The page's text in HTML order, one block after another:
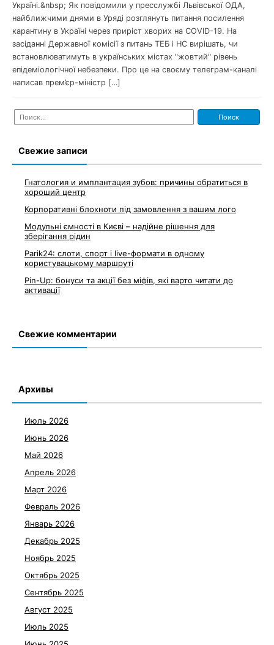
Україні.&nbsp; Як повідомили у пресслужбі Львівської ОДА,
найближчими днями в Уряді розглянуть питання посилення
карантину в Україні через приріст хворих на COVID-19. На
засіданні Державної комісії з питань ТЕБ і НС вирішать, чи
встановлюватимуть в українських містах "жовтий" рівень
епідеміологічної небезпеки. Про це на своєму телеграм-каналі
написав прем’єр-міністр […]
Найти:
Свежие записи
Гнатология и имплантация зубов: причины обратиться в
хороший центр
Корпоративні блокноти під замовлення з вашим лого
Модульні ємності в Києві – надійне рішення для
зберігання рідин
Parik24: слоти, спорт і live-формати в одному
користувацькому маршруті
Pin-Up: бонуси та акції без міфів, які варто читати до
активації
Свежие комментарии
Архивы
Июль 2026
Июнь 2026
Май 2026
Апрель 2026
Март 2026
Февраль 2026
Январь 2026
Декабрь 2025
Ноябрь 2025
Октябрь 2025
Сентябрь 2025
Август 2025
Июль 2025